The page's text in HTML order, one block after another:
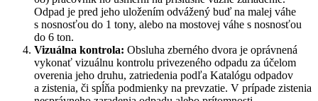
Odpad je pred jeho uložením odvážený buď na malej váhe
s nosnosťou do 1 tony, alebo na mostovej váhe s nosnosťou
do 6 ton.
Vizuálna kontrola: Obsluha zberného dvora je oprávnená
vykonať vizuálnu kontrolu privezeného odpadu za účelom
overenia jeho druhu, zatriedenia podľa Katalógu odpadov
a zistenia, či spĺňa podmienky na prevzatie. V prípade zistenia